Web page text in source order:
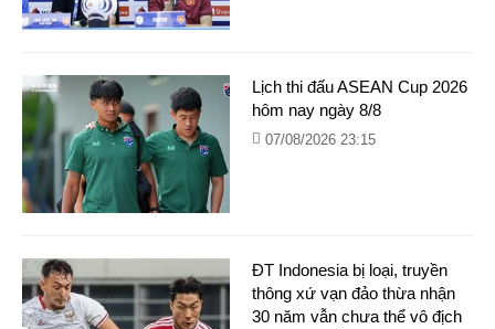
Lịch thi đấu ASEAN Cup 2026
hôm nay ngày 8/8
07/08/2026 23:15
ĐT Indonesia bị loại, truyền
thông xứ vạn đảo thừa nhận
30 năm vẫn chưa thể vô địch